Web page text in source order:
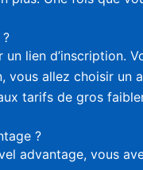
lien d’inscription.
vous allez choisir
tarifs de gros
?
advantage, vous